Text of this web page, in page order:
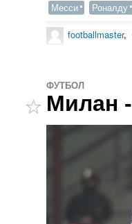
Месси Роналду
footballmaster,
ФУТБОЛ
Милан